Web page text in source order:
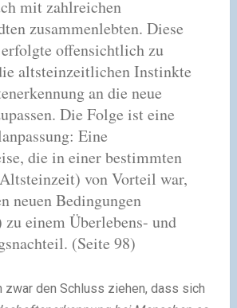
mit zahlreichen
zusammenlebten. Diese
offensichtlich zu
altsteinzeitlichen Instinkte
an die neue
Die Folge ist eine
Eine
die in einer bestimmten
von Vorteil war,
neuen Bedingungen
einem Überlebens- und
(Seite 98)
zwar den Schluss ziehen, dass sich